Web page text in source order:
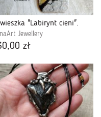
"Labirynt cieni".
Jewellery
zł